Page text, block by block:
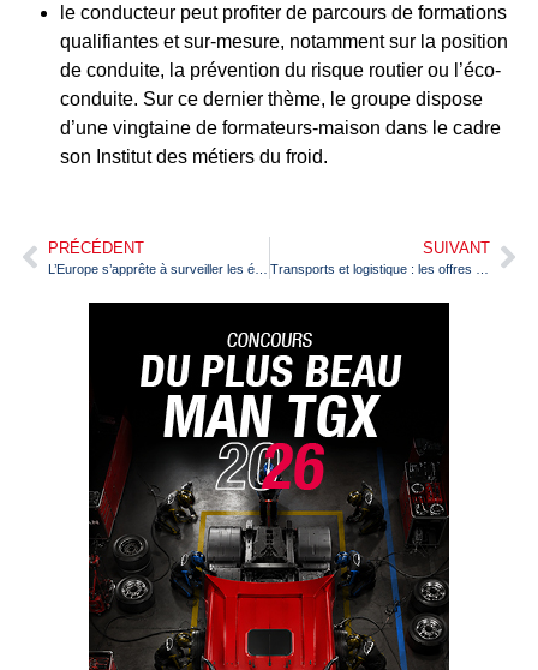
le conducteur peut profiter de parcours de formations
qualifiantes et sur-mesure, notamment sur la position
de conduite, la prévention du risque routier ou l’éco-
conduite. Sur ce dernier thème, le groupe dispose
d’une vingtaine de formateurs-maison dans le cadre
son Institut des métiers du froid.
PRÉCÉDENT SUIVANT